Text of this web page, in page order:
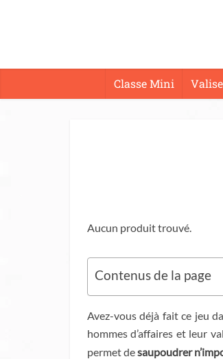
Classe Mini
Aucun produit trouvé.
Contenus de la page
Avez-vous déjà fait ce jeu
hommes d’affaires et leur
permet desaupoudrer